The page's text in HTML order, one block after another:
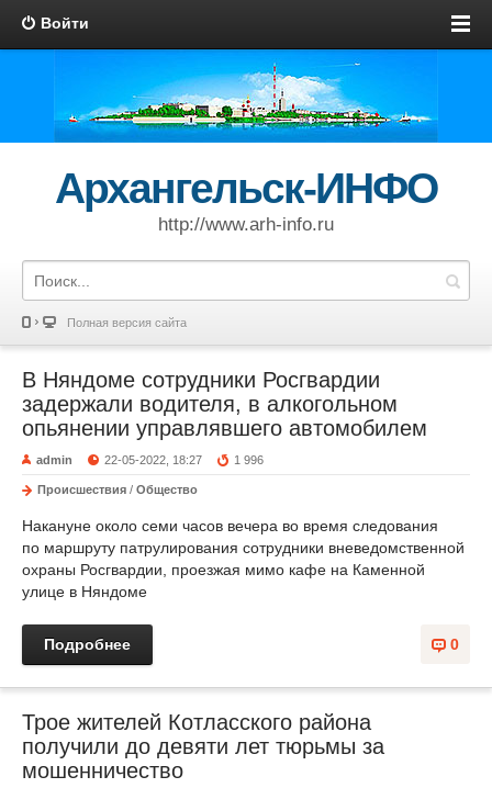
Войти
Архангельск-ИНФО
http://www.arh-info.ru
Полная версия сайта
В Няндоме сотрудники Росгвардии
задержали водителя, в алкогольном
опьянении управлявшего автомобилем
admin 22-05-2022, 18:27 1 996
Происшествия / Общество
Накануне около семи часов вечера во время следования
по маршруту патрулирования сотрудники вневедомственной
охраны Росгвардии, проезжая мимо кафе на Каменной
улице в Няндоме
0
Подробнее
Трое жителей Котласского района
получили до девяти лет тюрьмы за
мошенничество